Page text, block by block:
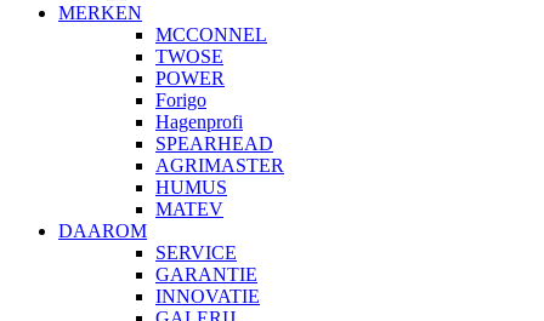
MERKEN
MCCONNEL
TWOSE
POWER
Forigo
Hagenprofi
SPEARHEAD
AGRIMASTER
HUMUS
MATEV
DAAROM
SERVICE
GARANTIE
INNOVATIE